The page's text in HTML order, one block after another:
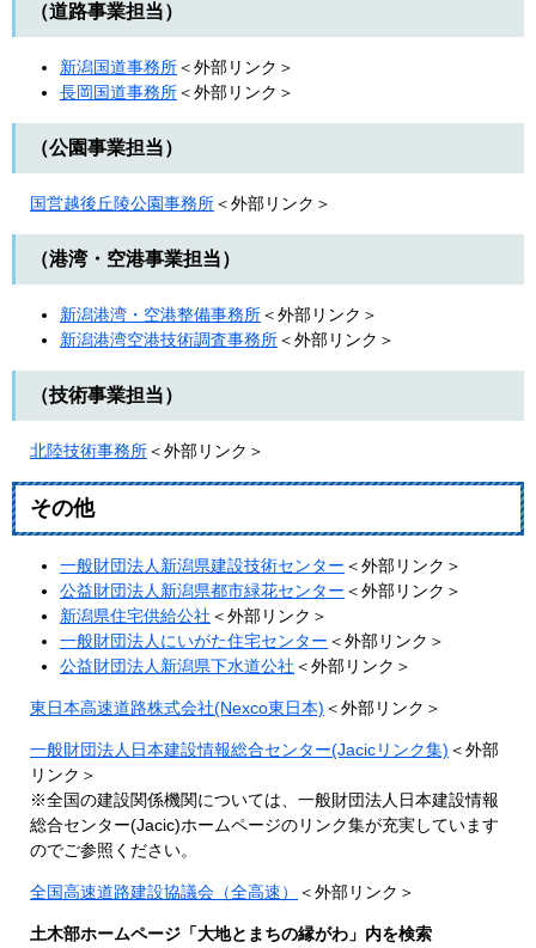
（道路事業担当）
新潟国道事務所＜外部リンク＞
長岡国道事務所＜外部リンク＞
（公園事業担当）
国営越後丘陵公園事務所＜外部リンク＞
（港湾・空港事業担当）
新潟港湾・空港整備事務所＜外部リンク＞
新潟港湾空港技術調査事務所＜外部リンク＞
（技術事業担当）
北陸技術事務所＜外部リンク＞
その他
一般財団法人新潟県建設技術センター ＜外部リンク＞
公益財団法人新潟県都市緑花センター ＜外部リンク＞
新潟県住宅供給公社 ＜外部リンク＞
一般財団法人にいがた住宅センター ＜外部リンク＞
公益財団法人新潟県下水道公社 ＜外部リンク＞
東日本高速道路株式会社(Nexco東日本) ＜外部リンク＞
一般財団法人日本建設情報総合センター(Jacicリンク集) ＜外部
リンク＞
※全国の建設関係機関については、一般財団法人日本建設情報
総合センター(Jacic)ホームページのリンク集が充実しています
のでご参照ください。
全国高速道路建設協議会（全高速） ＜外部リンク＞
土木部ホームページ「大地とまちの縁がわ」内を検索